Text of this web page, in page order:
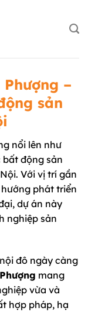
–
sản
nổi lên như
động sản
Với vị trí gần
phát triển
dự án này
nghiệp sản
đô ngày càng
mang
vừa và
hợp pháp, hạ